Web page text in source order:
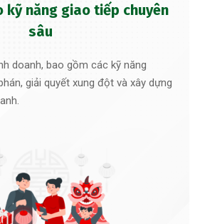
kỹ năng giao tiếp chuyên
sâu
doanh, bao gồm các kỹ năng
giải quyết xung đột và xây dựng